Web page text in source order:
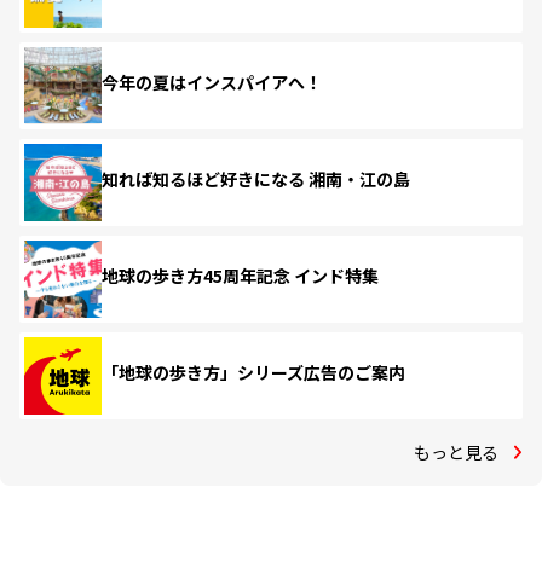
今年の夏はインスパイアへ！
知れば知るほど好きになる 湘南・江の島
地球の歩き方45周年記念 インド特集
「地球の歩き方」シリーズ広告のご案内
もっと見る